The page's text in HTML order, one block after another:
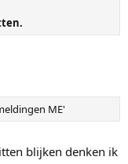
ME'
blijken denken ik